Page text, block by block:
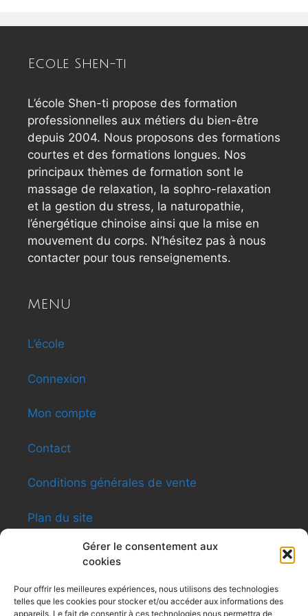
Gérer le consentement aux
cookies
Pour offrir les meilleures expériences, nous utilisons des technologies
telles que les cookies pour stocker et/ou accéder aux informations des
appareils. Le fait de consentir à ces technologies nous permettra de
Ecole Shen-ti
L’école Shen-ti propose des formation
professionnelles aux métiers du bien-être
depuis 2004. Nous proposons des formations
courtes et des formations longues. Nos
principaux thèmes de formation sont le
massage de relaxation, la sophro-relaxation
et la gestion du stress, la naturopathie,
l’énergétique chinoise ainsi que la mise en
mouvement du corps. N’hésitez pas à nous
contacter pour tous renseignements.
MENU
L’école
Connexion
Mon compte
Contact
Conditions générales de vente
Plan du site
INFORMATIONS
Shen-ti Caldas Formation